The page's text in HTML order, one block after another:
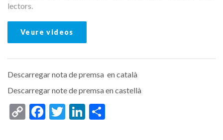
lectors.
Veure videos
Descarregar nota de premsa en català
Descarregar note de premsa en castellà
CopyFacebook
TwitterLinkedIn